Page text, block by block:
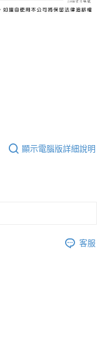
先享後付」服務完成之交
人之同意方可使用
失，本公司不負相關責
之用戶狀況，依本公司即
形，本公司將視審查結果
顯示電腦版詳細說明
客服